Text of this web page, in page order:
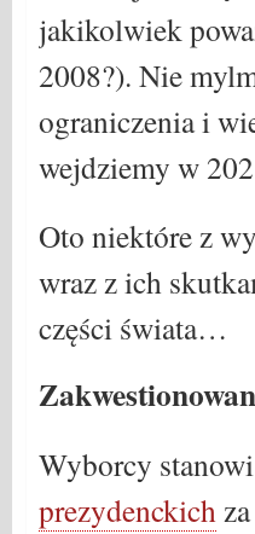
jakikolwiek
2008?). Nie
ograniczenia i
wejdziemy w
Oto niektóre z
wraz z ich
części świata…
Wyborcy
prezydenckich